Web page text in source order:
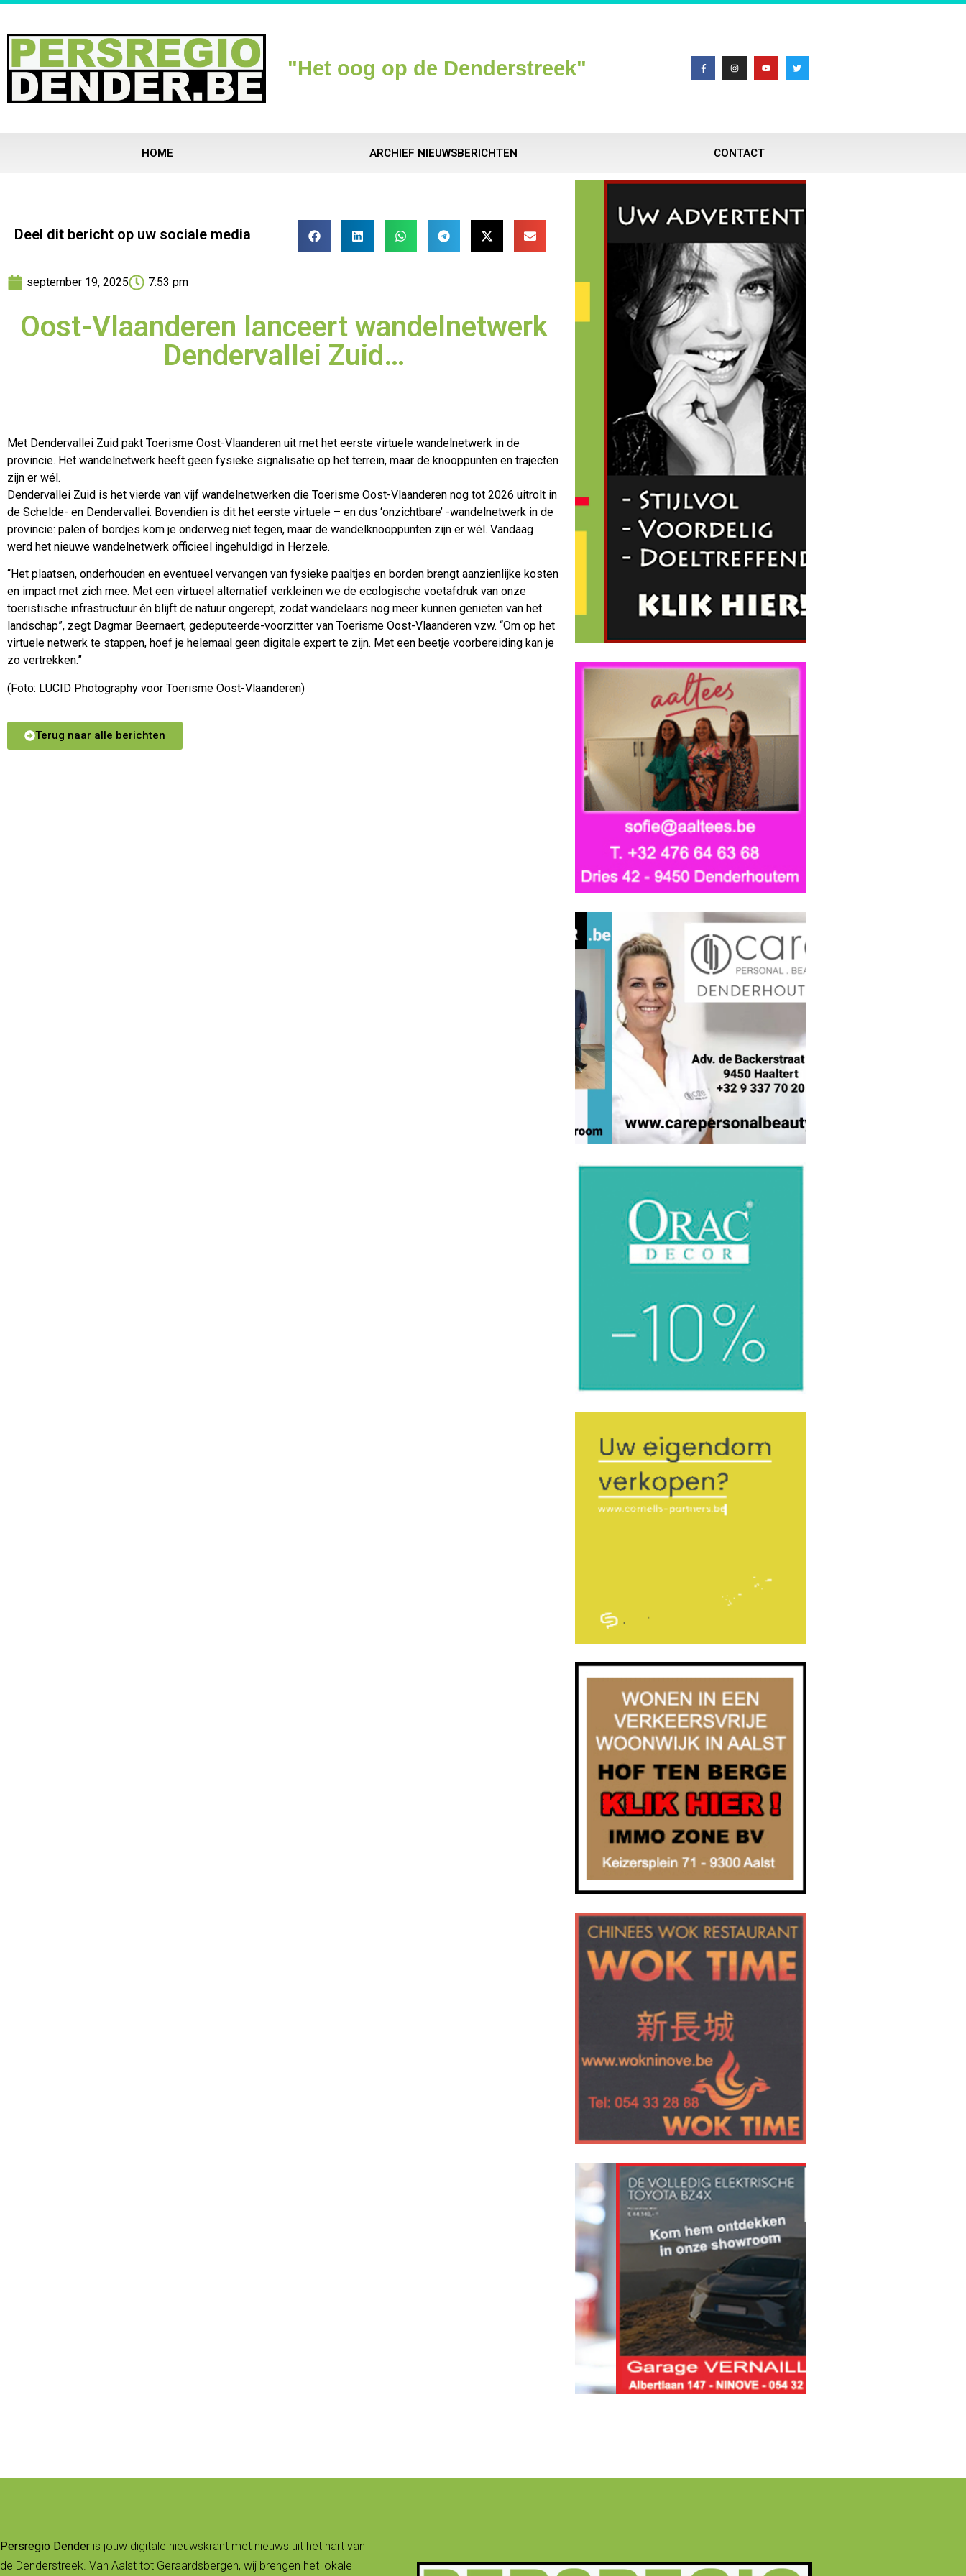
"Het oog op de Denderstreek"
HOME ARCHIEF NIEUWSBERICHTEN CONTACT
Deel dit bericht op uw sociale media
september 19, 2025 7:53 pm
Oost-Vlaanderen lanceert wandelnetwerk
Dendervallei Zuid…
Met Dendervallei Zuid pakt Toerisme Oost-Vlaanderen uit met het eerste virtuele wandelnetwerk in de
provincie. Het wandelnetwerk heeft geen fysieke signalisatie op het terrein, maar de knooppunten en trajecten
zijn er wél.
Dendervallei Zuid is het vierde van vijf wandelnetwerken die Toerisme Oost-Vlaanderen nog tot 2026 uitrolt in
de Schelde- en Dendervallei. Bovendien is dit het eerste virtuele – en dus ‘onzichtbare’ -wandelnetwerk in de
provincie: palen of bordjes kom je onderweg niet tegen, maar de wandelknooppunten zijn er wél. Vandaag
werd het nieuwe wandelnetwerk officieel ingehuldigd in Herzele.
“Het plaatsen, onderhouden en eventueel vervangen van fysieke paaltjes en borden brengt aanzienlijke kosten
en impact met zich mee. Met een virtueel alternatief verkleinen we de ecologische voetafdruk van onze
toeristische infrastructuur én blijft de natuur ongerept, zodat wandelaars nog meer kunnen genieten van het
landschap”, zegt Dagmar Beernaert, gedeputeerde-voorzitter van Toerisme Oost-Vlaanderen vzw. “Om op het
virtuele netwerk te stappen, hoef je helemaal geen digitale expert te zijn. Met een beetje voorbereiding kan je
zo vertrekken.”
(Foto: LUCID Photography voor Toerisme Oost-Vlaanderen)
Terug naar alle berichten
Persregio Dender is jouw digitale nieuwskrant met nieuws uit het hart van
de Denderstreek. Van Aalst tot Geraardsbergen, wij brengen het lokale